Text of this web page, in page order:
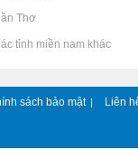
Thơ Rao vặt
tỉnh miền nam khác
sách bảo mật | Liên